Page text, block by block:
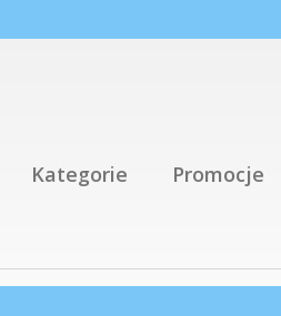
Kategorie Promocje